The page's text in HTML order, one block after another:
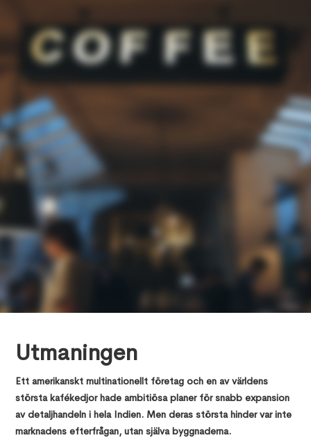
Digital Design Management
January 16, 2026
Utmaningen
Ett amerikanskt multinationellt företag och en av världens
största kafékedjor hade ambitiösa planer för snabb expansion
av detaljhandeln i hela Indien. Men deras största hinder var inte
marknadens efterfrågan, utan själva byggnaderna.